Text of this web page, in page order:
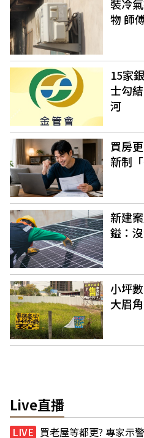
裝冷
物 師
15家
士勾
河
買房
新制
新建
鎰：
小坪
大眉
Live直播
買老屋等都更? 專家示